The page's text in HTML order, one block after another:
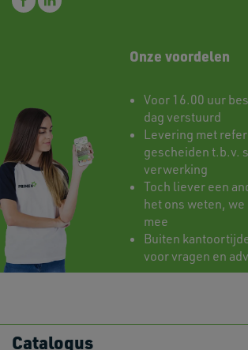
Onze voordelen
Voor 16.00 uur
dag verstuurd
Levering met
gescheiden t.b.v.
verwerking
Toch liever een
het ons weten,
mee
Buiten
voor vragen en
Catalogus